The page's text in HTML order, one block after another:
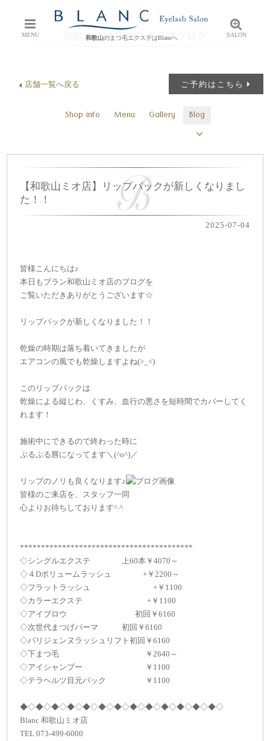
MENU 和歌山のまつ毛エクステはBlancへ SALON
和歌山ミオ店のスタッフブログ
ご予約はこちら
店舗一覧へ戻る
Shop info Menu Gallery Blog
【和歌山ミオ店】リップパックが新しくなりまし
た！！
2025-07-04
皆様こんにちは♪
本日もブラン和歌山ミオ店のブログを
ご覧いただきありがとうございます☆
リップパックが新しくなりました！！
乾燥の時期は落ち着いてきましたが
エアコンの風でも乾燥しますよね(>_<)
このリップパックは
乾燥による縦じわ、くすみ、血行の悪さを短時間でカバーしてく
れます！
施術中にできるので終わった時に
ぷるぷる唇になってます＼(^o^)／
リップのノリも良くなります♪
皆様のご来店を、スタッフ一同
心よりお待ちしております^ ^
*****************************************
◇シングルエクステ 上60本￥4070～
◇４Dボリュームラッシュ +￥2200～
◇フラットラッシュ +￥1100
◇カラーエクステ +￥1100
◇アイブロウ 初回￥6160
◇次世代まつげパーマ 初回￥6160
◇パリジェンヌラッシュリフト初回￥6160
◇下まつ毛 ￥2640～
◇アイシャンプー ￥1100
◇テラヘルツ目元パック ￥1100
◆◇◆◇◆◇◆◇◆◇◆◇◆◇◆◇◆◇◆◇◆◇◆◇◆◇
Blanc 和歌山ミオ店
TEL 073-499-6000